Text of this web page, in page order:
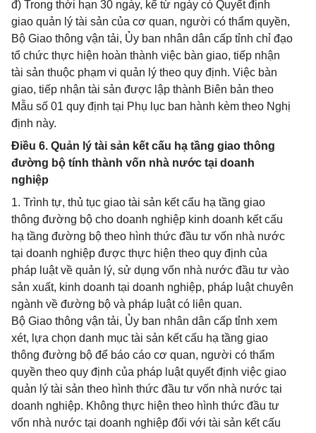
đ) Trong thời hạn 30 ngày, kể từ ngày có Quyết định
giao quản lý tài sản của cơ quan, người có thẩm quyền,
Bộ Giao thông vận tải, Ủy ban nhân dân cấp tỉnh chỉ đạo
tổ chức thực hiện hoàn thành việc bàn giao, tiếp nhận
tài sản thuộc phạm vi quản lý theo quy định. Việc bàn
giao, tiếp nhận tài sản được lập thành Biên bản theo
Mẫu số 01 quy định tại Phụ lục ban hành kèm theo Nghị
định này.
Điều 6. Quản lý tài sản kết cấu hạ tầng giao thông
đường bộ tính thành vốn nhà nước tại doanh
nghiệp
1. Trình tự, thủ tục giao tài sản kết cấu hạ tầng giao
thông đường bộ cho doanh nghiệp kinh doanh kết cấu
hạ tầng đường bộ theo hình thức đầu tư vốn nhà nước
tại doanh nghiệp được thực hiện theo quy định của
pháp luật về quản lý, sử dụng vốn nhà nước đầu tư vào
sản xuất, kinh doanh tại doanh nghiệp, pháp luật chuyên
ngành về đường bộ và pháp luật có liên quan.
Bộ Giao thông vận tải, Ủy ban nhân dân cấp tỉnh xem
xét, lựa chọn danh mục tài sản kết cấu hạ tầng giao
thông đường bộ để báo cáo cơ quan, người có thẩm
quyền theo quy định của pháp luật quyết định việc giao
quản lý tài sản theo hình thức đầu tư vốn nhà nước tại
doanh nghiệp. Không thực hiện theo hình thức đầu tư
vốn nhà nước tại doanh nghiệp đối với tài sản kết cấu